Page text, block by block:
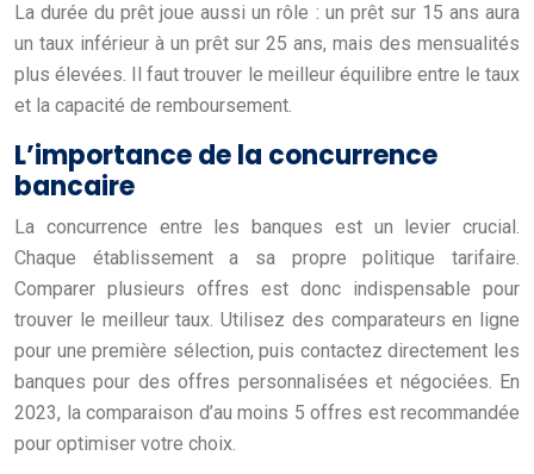
La durée du prêt joue aussi un rôle : un prêt sur 15 ans aura
un taux inférieur à un prêt sur 25 ans, mais des mensualités
plus élevées. Il faut trouver le meilleur équilibre entre le taux
et la capacité de remboursement.
L’importance de la concurrence
bancaire
La concurrence entre les banques est un levier crucial.
Chaque établissement a sa propre politique tarifaire.
Comparer plusieurs offres est donc indispensable pour
trouver le meilleur taux. Utilisez des comparateurs en ligne
pour une première sélection, puis contactez directement les
banques pour des offres personnalisées et négociées. En
2023, la comparaison d’au moins 5 offres est recommandée
pour optimiser votre choix.